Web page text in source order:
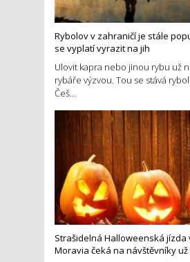
Rybolov v zahraničí je stále
se vyplatí vyrazit na jih
Ulovit kapra nebo jinou rybu už
rybáře výzvou. Tou se stává
Češ...
Strašidelná Halloweenská jízda
Moravia čeká na návštěvníky